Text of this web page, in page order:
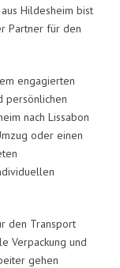
Hildesheim bist
Partner für den
engagierten
persönlichen
nach Lissabon
oder einen
den Transport
Verpackung und
gehen